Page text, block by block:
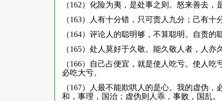
（162）化险为夷，是处事之则。怒来善去，
（163）人有十分错，只可责人九分；己有十
（164）评论人的聪明够，不算聪明。自责的
（165）处人莫好于久敬。能久敬人者，人
（166）自己占便宜，就是使人吃亏。使人
必吃大亏。
（167）人最不能欺哄人的是心。我的虚伪
和，事理，国治；虚伪则人乖，事败，国乱。